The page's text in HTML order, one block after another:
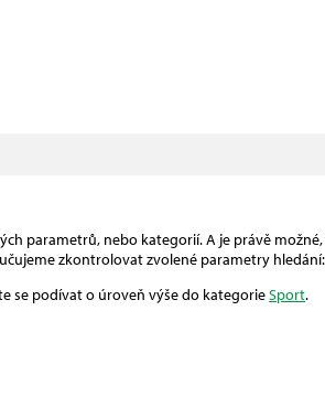
parametrů, nebo kategorií. A je právě
zkontrolovat zvolené parametry hledání:
se podívat o úroveň výše do kategorieSport.